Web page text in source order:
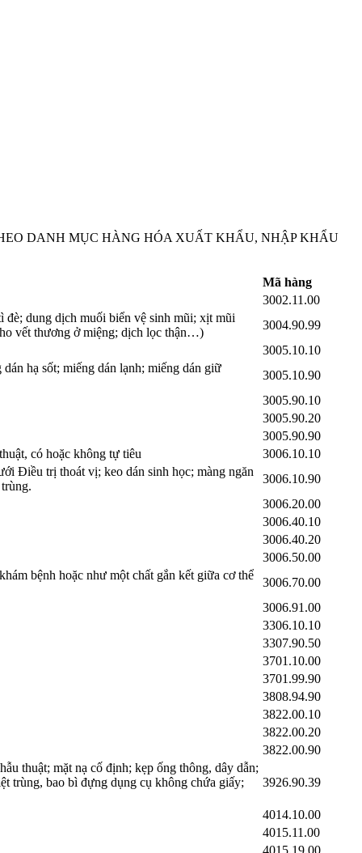
DANH MỤC HÀNG HÓA XUẤT KHẨU, NHẬP KHẨU
Mã hàng
3002.11.00
đè; dung dịch muối biển vệ sinh mũi; xịt mũi
vết thương ở miệng; dịch lọc thận…)
3004.90.99
3005.10.10
hạ sốt; miếng dán lạnh; miếng dán giữ
3005.10.90
3005.90.10
3005.90.20
3005.90.90
có hoặc không tự tiêu
3006.10.10
Điều trị thoát vị; keo dán sinh học; màng ngăn
3006.10.90
3006.20.00
3006.40.10
3006.40.20
3006.50.00
bệnh hoặc như một chất gắn kết giữa cơ thể
3006.70.00
3006.91.00
3306.10.10
3307.90.50
3701.10.00
3701.99.90
3808.94.90
3822.00.10
3822.00.20
3822.00.90
thuật; mặt nạ cố định; kẹp ống thông, dây dẫn;
trùng, bao bì đựng dụng cụ không chứa giấy;
3926.90.39
4014.10.00
4015.11.00
4015.19.00